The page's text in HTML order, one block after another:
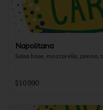
Napolitana
Salsa base, mozzarella, jamon,
$10.990